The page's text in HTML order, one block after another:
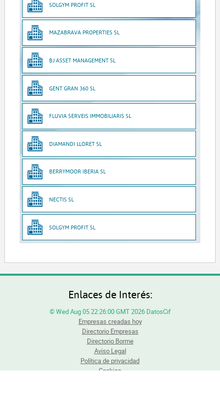
SOLGYM PROFIT SL
MAZABRAVA PROPERTIES SL
BJ ASSET MANAGEMENT SL
GENT GRAN 360 SL
FLUVIA SERVEIS IMMOBILIARIS SL
DIAMANDI LLORET SL
BERRYMOOR IBERIA SL
NECTIS SL
SOLGYM PROFIT SL
Enlaces de Interés:
© Wed Aug 05 22:26:00 GMT 2026 DatosCif
Empresas creadas hoy
Directorio Empresas
Directorio Borme
Aviso Legal
Política de privacidad
Cookies